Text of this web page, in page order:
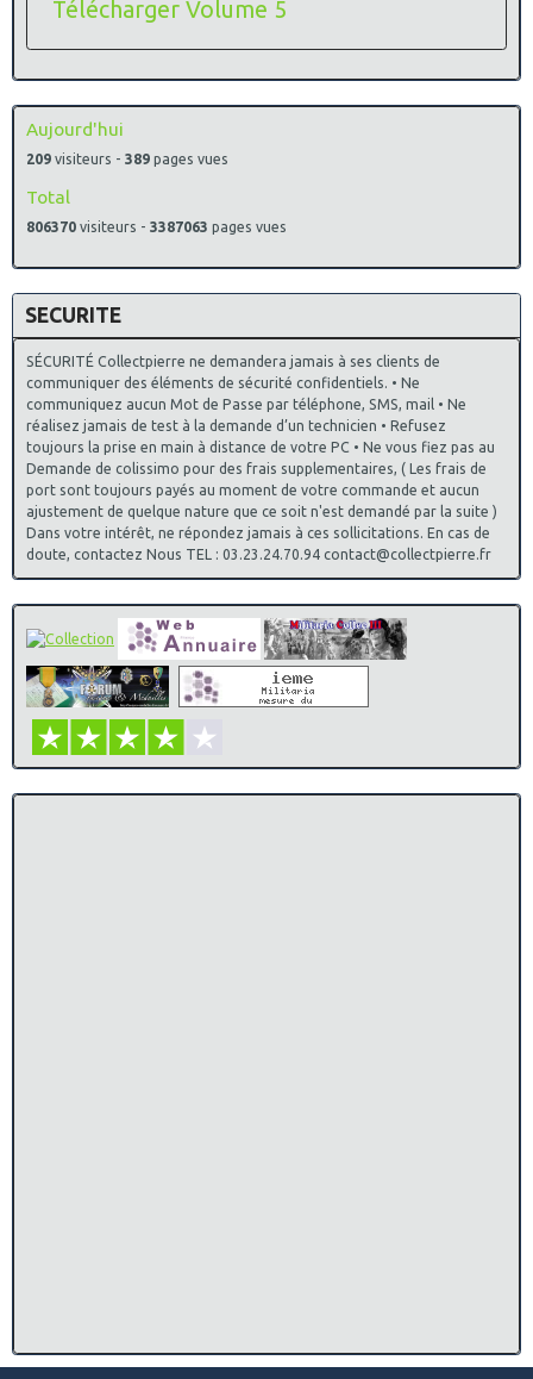
Télécharger Volume 5
Aujourd'hui
209 visiteurs - 389 pages vues
Total
806370 visiteurs - 3387063 pages vues
SECURITE
SÉCURITÉ Collectpierre ne demandera jamais à ses clients de
communiquer des éléments de sécurité confidentiels. • Ne
communiquez aucun Mot de Passe par téléphone, SMS, mail • Ne
réalisez jamais de test à la demande d’un technicien • Refusez
toujours la prise en main à distance de votre PC • Ne vous fiez pas au
Demande de colissimo pour des frais supplementaires, ( Les frais de
port sont toujours payés au moment de votre commande et aucun
ajustement de quelque nature que ce soit n'est demandé par la suite )
Dans votre intérêt, ne répondez jamais à ces sollicitations. En cas de
doute, contactez Nous TEL : 03.23.24.70.94 contact@collectpierre.fr